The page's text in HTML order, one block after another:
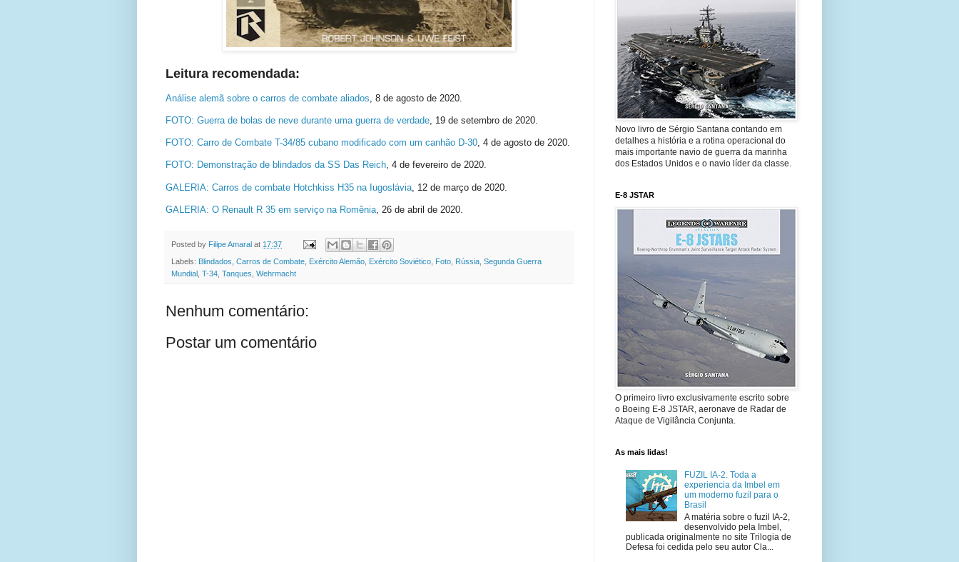
Leitura recomendada:
Análise alemã sobre o carros de combate aliados 8 de agosto de 2020.
FOTO: Guerra de bolas de neve durante uma guerra de verdade 19 de setembro de 2020.
FOTO: Carro de Combate T-34/85 cubano modificado com um canhão D-30, 4 de agosto de 2020.
FOTO: Demonstração de blindados da SS Das Reich, 4 de fevereiro de 2020.
GALERIA: Carros de combate Hotchkiss H35 na Iugoslávia 12 de março de 2020.
GALERIA: O Renault R 35 em serviço na Romênia 26 de abril de 2020.
Posted by Filipe Amaral at 17:37
Labels: Blindados Carros de Combate Exército Alemão Exército Soviético Foto Rússia Segunda Guerra
Mundial T-34 Tanques Wehrmacht
Nenhum comentário:
Postar um comentário
Novo livro de Sérgio Santana contando em
detalhes a história e a rotina operacional do
mais importante navio de guerra da marinha
dos Estados Unidos e o navio líder da classe.
E-8 JSTAR
O primeiro livro exclusivamente escrito sobre
o Boeing E-8 JSTAR, aeronave de Radar de
Ataque de Vigilância Conjunta.
As mais lidas!
FUZIL IA-2. Toda a
experiencia da Imbel em
um moderno fuzil para o
Brasil
A matéria sobre o fuzil IA-2,
desenvolvido pela Imbel,
publicada originalmente no site Trilogia de
Defesa foi cedida pelo seu autor Cla...